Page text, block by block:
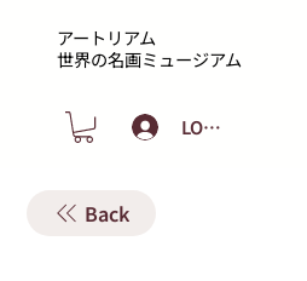
アートリアム
​世界の名画ミュージアム
LOGIN
Back